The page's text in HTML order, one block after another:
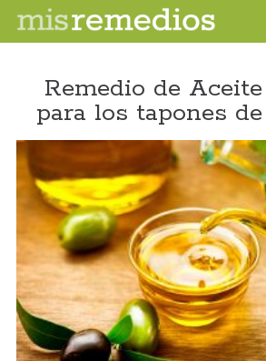
Remedio de
para los tapones